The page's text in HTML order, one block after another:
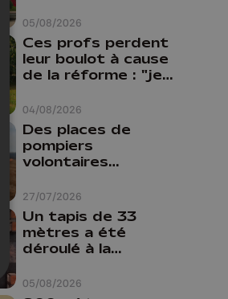
05/08/2026
04/08/2026
Ces profs perdent
leur boulot à cause
de la réforme : "je
comme prof que
comme
pharmacienne"
27/07/2026
Des places de
pompiers
volontaires
province de Liège :
"Un citoyen qui
n'est formé ne
peut pas nous
aider"
05/08/2026
Un tapis de 33
mètres a été
déroulé à la
Liège